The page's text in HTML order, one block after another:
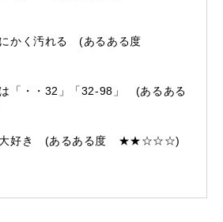
にかく汚れる (あるある度
「・・32」「32-98」 (あるある
大好き (あるある度 ★★☆☆☆)